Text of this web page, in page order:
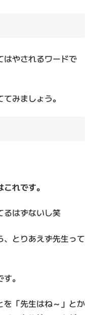
はやされるワードで
みましょう。
れです。
るはずないし笑
、とりあえず先生って
。
を「先生はね～」とか